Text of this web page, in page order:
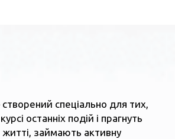
спеціально для тих,
останніх подій і прагнуть
житті, займають активну